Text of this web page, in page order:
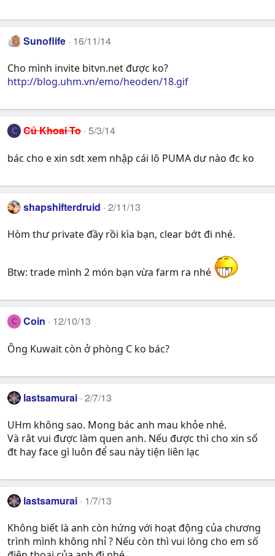
Sunoflife 16/11/14
Cho mình invite bitvn.net được ko?
http://blog.uhm.vn/emo/heoden/18.gif
C Củ Khoai To 5/3/14
bác cho e xin sdt xem nhập cái lô PUMA dư nào đc ko
shapshifterdruid 2/11/13
Hòm thư private đầy rồi kìa bạn, clear bớt đi nhé.
Btw: trade mình 2 món bạn vừa farm ra nhé
C Coin 12/10/13
Ông Kuwait còn ở phòng C ko bác?
lastsamurai 2/7/13
UHm không sao. Mong bác anh mau khỏe nhé.
Và rât vui được làm quen anh. Nếu được thì cho xin số
đt hay face gì luôn để sau này tiện liên lạc
lastsamurai 1/7/13
Không biết là anh còn hứng với hoạt động của chương
trình mình không nhỉ ? Nếu còn thì vui lòng cho em số